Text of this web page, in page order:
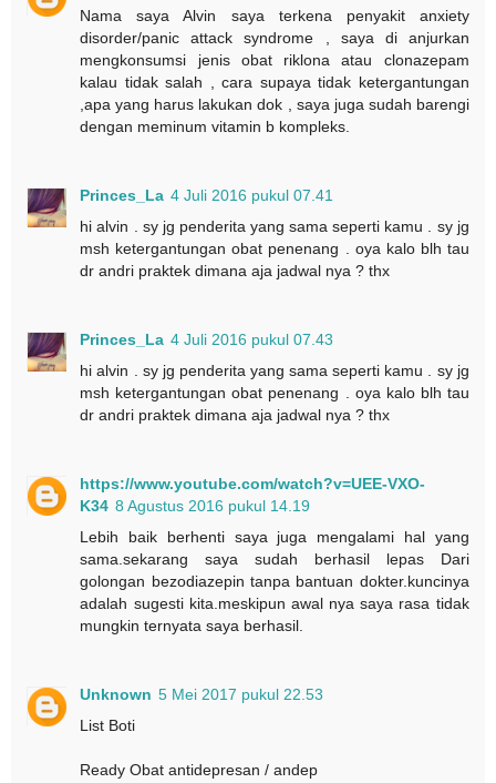
Nama saya Alvin saya terkena penyakit anxiety
disorder/panic attack syndrome , saya di anjurkan
mengkonsumsi jenis obat riklona atau clonazepam
kalau tidak salah , cara supaya tidak ketergantungan
,apa yang harus lakukan dok , saya juga sudah barengi
dengan meminum vitamin b kompleks.
Princes_La 4 Juli 2016 pukul 07.41
hi alvin . sy jg penderita yang sama seperti kamu . sy jg
msh ketergantungan obat penenang . oya kalo blh tau
dr andri praktek dimana aja jadwal nya ? thx
Princes_La 4 Juli 2016 pukul 07.43
hi alvin . sy jg penderita yang sama seperti kamu . sy jg
msh ketergantungan obat penenang . oya kalo blh tau
dr andri praktek dimana aja jadwal nya ? thx
https://www.youtube.com/watch?v=UEE-VXO-
K34 8 Agustus 2016 pukul 14.19
Lebih baik berhenti saya juga mengalami hal yang
sama.sekarang saya sudah berhasil lepas Dari
golongan bezodiazepin tanpa bantuan dokter.kuncinya
adalah sugesti kita.meskipun awal nya saya rasa tidak
mungkin ternyata saya berhasil.
Unknown 5 Mei 2017 pukul 22.53
List Boti
Ready Obat antidepresan / andep